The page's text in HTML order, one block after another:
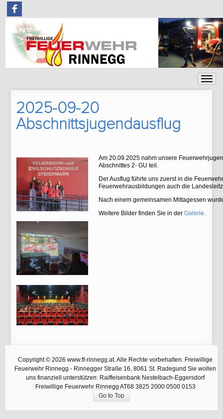
F
2025-09-20
Abschnittsjugendausflug
Am 20.09.2025 nahm unsere
Abschnittes 2- GU teil.
Der Ausflug führte uns zuerst in die
Feuerwehrausbildungen auch die
Nach einem gemeinsamen Mittagessen
Weitere Bilder finden Sie in der Galerie.
Copyright © 2026 www.ff-rinnegg.at. Alle Rechte vorbehalten. Freiwillige
Feuerwehr Rinnegg - Rinnegger Straße 16, 8061 St. Radegund Sie wollen
uns finanziell unterstützen: Raiffeisenbank Nestelbach-Eggersdorf
Freiwillige Feuerwehr Rinnegg AT68 3825 2000 0500 0153
Go to Top